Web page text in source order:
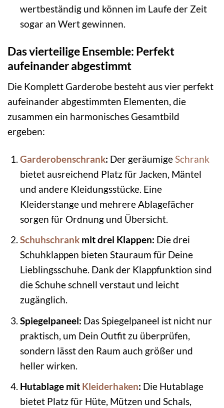
wertbeständig und können im Laufe der Zeit
sogar an Wert gewinnen.
Das vierteilige Ensemble: Perfekt
aufeinander abgestimmt
Die Komplett Garderobe besteht aus vier perfekt
aufeinander abgestimmten Elementen, die
zusammen ein harmonisches Gesamtbild
ergeben:
Garderobenschrank: Der geräumige Schrank
bietet ausreichend Platz für Jacken, Mäntel
und andere Kleidungsstücke. Eine
Kleiderstange und mehrere Ablagefächer
sorgen für Ordnung und Übersicht.
Schuhschrankmit drei Klappen: Die drei
Schuhklappen bieten Stauraum für Deine
Lieblingsschuhe. Dank der Klappfunktion sind
die Schuhe schnell verstaut und leicht
zugänglich.
Spiegelpaneel: Das Spiegelpaneel ist nicht nur
praktisch, um Dein Outfit zu überprüfen,
sondern lässt den Raum auch größer und
heller wirken.
Hutablage mit Kleiderhaken: Die Hutablage
bietet Platz für Hüte, Mützen und Schals,